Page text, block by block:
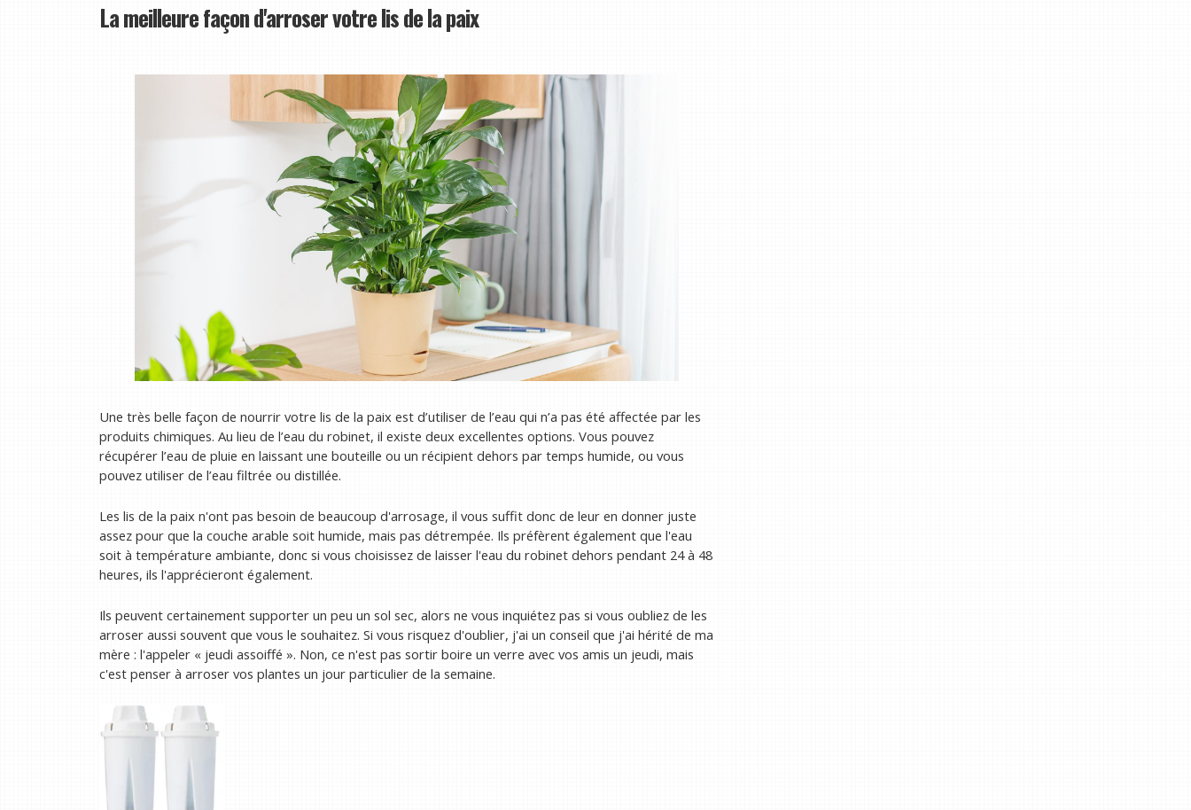
La meilleure façon d'arroser votre lis de la paix
Une très belle façon de nourrir votre lis de la paix est d’utiliser de l’eau qui n’a pas été affectée par les
produits chimiques. Au lieu de l’eau du robinet, il existe deux excellentes options. Vous pouvez
récupérer l’eau de pluie en laissant une bouteille ou un récipient dehors par temps humide, ou vous
pouvez utiliser de l’eau filtrée ou distillée.
Les lis de la paix n'ont pas besoin de beaucoup d'arrosage, il vous suffit donc de leur en donner juste
assez pour que la couche arable soit humide, mais pas détrempée. Ils préfèrent également que l'eau
soit à température ambiante, donc si vous choisissez de laisser l'eau du robinet dehors pendant 24 à 48
heures, ils l'apprécieront également.
Ils peuvent certainement supporter un peu un sol sec, alors ne vous inquiétez pas si vous oubliez de les
arroser aussi souvent que vous le souhaitez. Si vous risquez d'oublier, j'ai un conseil que j'ai hérité de ma
mère : l'appeler « jeudi assoiffé ». Non, ce n'est pas sortir boire un verre avec vos amis un jeudi, mais
c'est penser à arroser vos plantes un jour particulier de la semaine.